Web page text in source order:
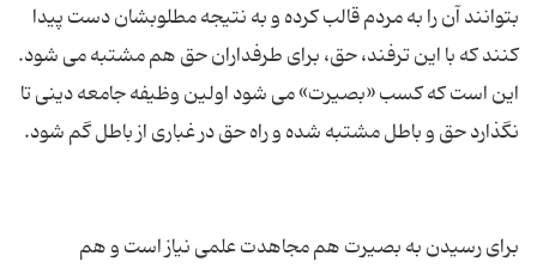
بتوانند آن را به مردم قالب کرده و به نتیجه مطلوبشان دست پیدا
کنند که با این ترفند، حق، براى طرفداران حق هم مشتبه می شود.
این است که کسب «بصیرت» می شود اولین وظیفه‌ جامعه دینی تا
برای رسیدن به بصیرت هم مجاهدت علمى نیاز است و هم